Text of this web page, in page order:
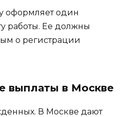
оформляет один
работы. Ее должны
о регистрации
выплаты в Москве
В Москве дают